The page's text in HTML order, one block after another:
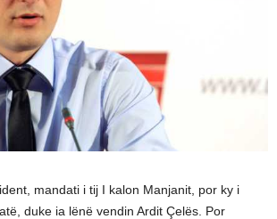
mandati i tij I kalon Manjanit, por ky i
duke ia lënë vendin Ardit Çelës. Por